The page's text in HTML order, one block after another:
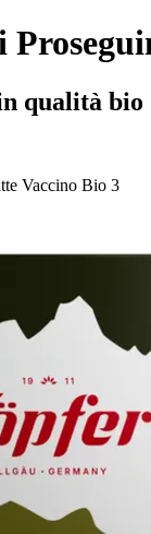
qualità bio
Vaccino Bio 3